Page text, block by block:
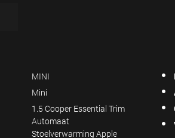
MINI
Mini
1.5 Cooper Essential Trim
Automaat
Stoelverwarming Apple